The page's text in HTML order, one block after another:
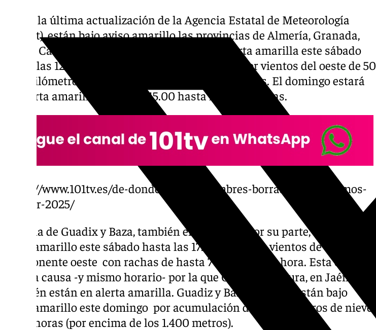
Según la última actualización de la Agencia Estatal de Meteorología
(Aemet), están bajo aviso amarillo las provincias de Almería, Granada,
Jaén y Cádiz. La costa granadina estará en alerta amarilla este sábado
desde las 12.00 hasta las 23.59 horas, también por vientos del oeste de 50
a 60 kilómetros por hora y olas de dos a tres metros. El domingo estará
en alerta amarilla desde las 15.00 hasta las 23.59 horas.
https://www.101tv.es/de-donde-vienen-nombres-borrascas-llegaremos-
rudiger-2025/
La zona de Guadix y Baza, también en Granada, por su parte, estará bajo
aviso amarillo este sábado hasta las 17.59 horas por vientos de
componente oeste con rachas de hasta 70 kilómetros hora. Esta es la
misma causa -y mismo horario- por la que Cazorla y Segura, en Jaén,
también están en alerta amarilla. Guadiz y Baza también están bajo
aviso amarillo este domingo por acumulación de 2 centímetros de nieve
en 24 horas (por encima de los 1.400 metros).